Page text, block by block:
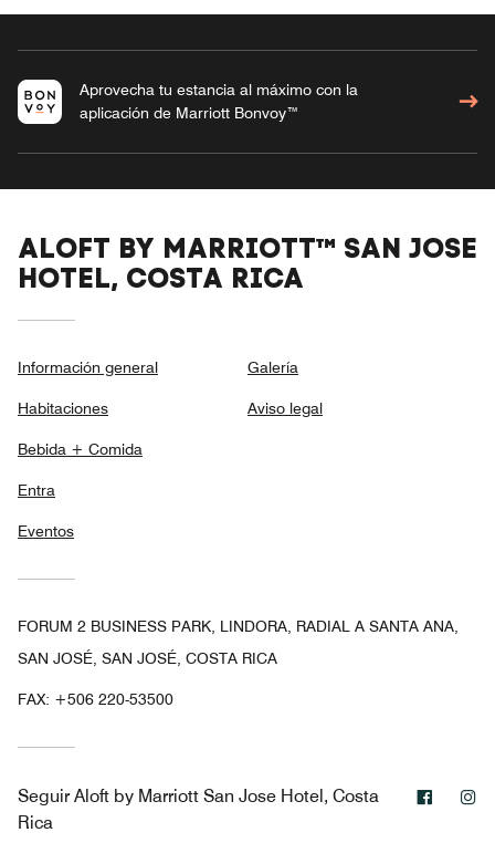
Aprovecha tu estancia al máximo con la
aplicación de Marriott Bonvoy™
ALOFT BY MARRIOTT™ SAN JOSE
HOTEL, COSTA RICA
Información general
Habitaciones
Bebida + Comida
Entra
Eventos
Galería
Aviso legal
FORUM 2 BUSINESS PARK, LINDORA, RADIAL A SANTA ANA,
SAN JOSÉ, SAN JOSÉ, COSTA RICA
FAX: +506 220-53500
Seguir Aloft by Marriott San Jose Hotel, Costa
Rica